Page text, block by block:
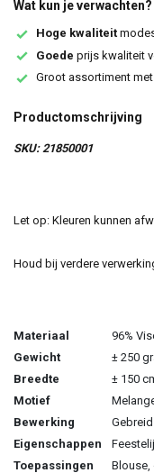
Wat kun je verwachten?
Hoge kwaliteit
Goede prijs kwaliteit
Groot assortiment met
Productomschrijving
SKU: 21850001
Let op: Kleuren kunnen
Houd bij verdere
Materiaal
96%
Gewicht
± 250
Breedte
± 150
Motief
Bewerking
Gebreid
Eigenschappen
Toepassingen
Blouse,